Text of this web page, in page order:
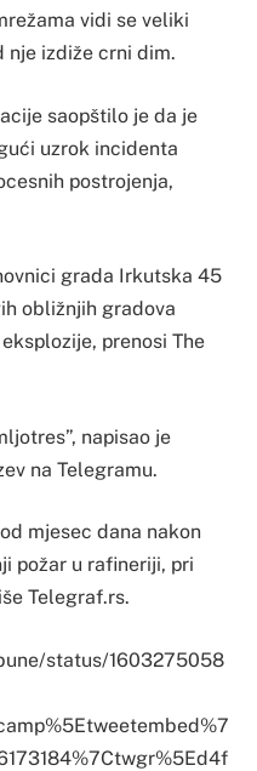
vidi se veliki
nje izdiže crni dim.
saopštilo je da je
uzrok incidenta
postrojenja,
grada Irkutska 45
obližnjih gradova
prenosi The
napisao je
na Telegramu.
mjesec dana nakon
požar u rafineriji, pri
Telegraf.rs.
status/1603275058